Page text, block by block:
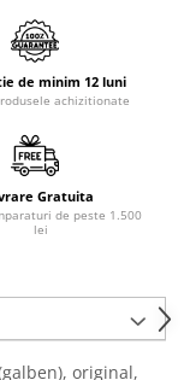
de minim 12 luni
achizitionate
Gratuita
de peste 1.500
lei
original,